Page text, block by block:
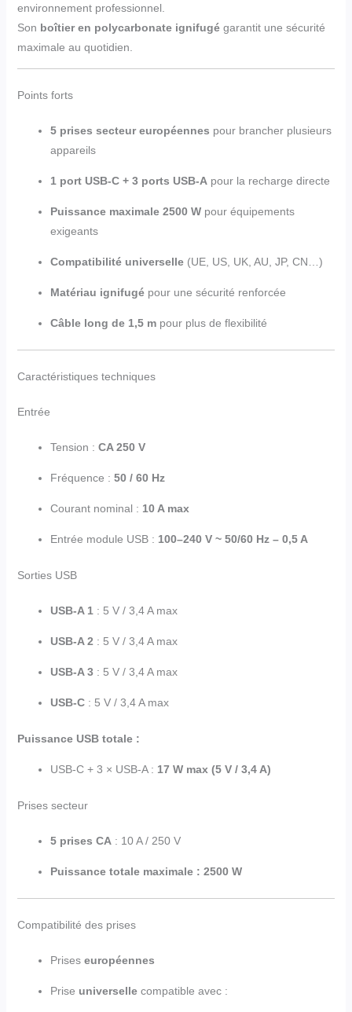
environnement professionnel.
Son boîtier en polycarbonate ignifugégarantit une sécurité
maximale au quotidien.
Points forts
5 prises secteur européennes pour brancher plusieurs
appareils
1 port USB-C + 3 ports USB-Apour la recharge directe
Puissance maximale 2500 Wpour équipements
exigeants
Compatibilité universelle(UE, US, UK, AU, JP, CN…)
Matériau ignifugépour une sécurité renforcée
Câble long de 1,5 mpour plus de flexibilité
Caractéristiques techniques
Entrée
Tension : CA 250 V
Fréquence : 50 / 60 Hz
Courant nominal : 10 A max
Entrée module USB : 100–240 V ~ 50/60 Hz – 0,5 A
Sorties USB
USB-A 1 : 5 V / 3,4 A max
USB-A 2 : 5 V / 3,4 A max
USB-A 3: 5 V / 3,4 A max
USB-C: 5 V / 3,4 A max
Puissance USB totale :
USB-C + 3 × USB-A : 17 W max (5 V / 3,4 A)
Prises secteur
5 prises CA: 10 A / 250 V
Puissance totale maximale : 2500 W
Compatibilité des prises
Prises européennes
Prise universellecompatible avec :